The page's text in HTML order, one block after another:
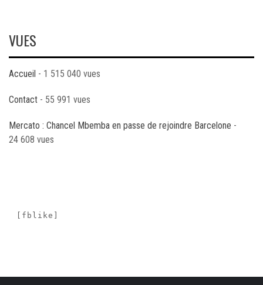
VUES
Accueil - 1 515 040 vues
Contact - 55 991 vues
Mercato : Chancel Mbemba en passe de rejoindre Barcelone -
24 608 vues
[fblike]